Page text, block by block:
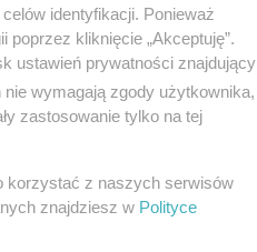
6
identyfikacji. Ponieważ
kliknięcie „Akceptuję”.
ustawień prywatności znajdujący
wymagają zgody użytkownika,
zastosowanie tylko na tej
korzystać z naszych serwisów
znajdziesz w Polityce